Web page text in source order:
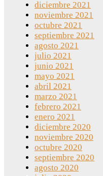
diciembre 2021
noviembre 2021
octubre 2021
septiembre 2021
agosto 2021
julio 2021
junio 2021
mayo 2021
abril 2021
marzo 2021
febrero 2021
enero 2021
diciembre 2020
noviembre 2020
octubre 2020
septiembre 2020
agosto 2020